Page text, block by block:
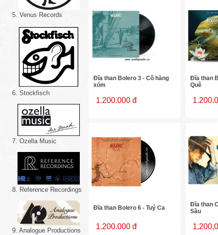
5. Venus Records
6. Stockfisch
7. Ozella Music
8. Reference Recordings
9. Analogue Productions
Đĩa than Bolero 3 - Cô hàng
xóm
1.200.000 đ
Đĩa than
Quê
Đĩa than Bolero 6 - Tuý Ca
1.200.000 đ
Đĩa than
Sầu